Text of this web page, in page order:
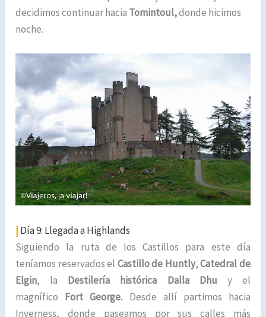
decidimos continuar hacia Tomintoul,donde hicimos
noche.
| Día 9: Llegada a Highlands
Siguiendo la ruta de los Castillos para este día
teníamos reservados el Castillo de Huntly,Catedral de
Elgin, la Destilería histórica Dalla Dhu y el
magnífico Fort George. Desde allí partimos hacia
Inverness, donde paseamos por sus calles más